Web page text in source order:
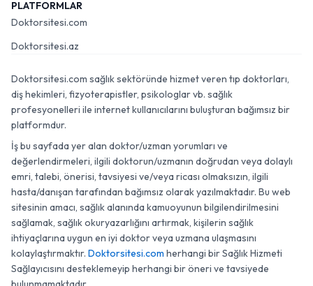
PLATFORMLAR
Doktorsitesi.com
Doktorsitesi.az
Doktorsitesi.com sağlık sektöründe hizmet veren tıp doktorları,
diş hekimleri, fizyoterapistler, psikologlar vb. sağlık
profesyonelleri ile internet kullanıcılarını buluşturan bağımsız bir
platformdur.
İş bu sayfada yer alan doktor/uzman yorumları ve
değerlendirmeleri, ilgili doktorun/uzmanın doğrudan veya dolaylı
emri, talebi, önerisi, tavsiyesi ve/veya ricası olmaksızın, ilgili
hasta/danışan tarafından bağımsız olarak yazılmaktadır. Bu web
sitesinin amacı, sağlık alanında kamuoyunun bilgilendirilmesini
sağlamak, sağlık okuryazarlığını artırmak, kişilerin sağlık
ihtiyaçlarına uygun en iyi doktor veya uzmana ulaşmasını
kolaylaştırmaktır. Doktorsitesi.com herhangi bir Sağlık Hizmeti
Sağlayıcısını desteklemeyip herhangi bir öneri ve tavsiyede